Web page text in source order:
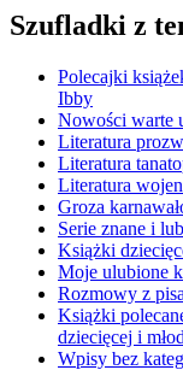
Szufladki z
Polecajki
Ibby
Nowości warte
Literatura
Literatura
Literatura
Groza
Serie znane i
Książki
Moje ulubione
Rozmowy z
Książki
dziecięcej i
Wpisy bez